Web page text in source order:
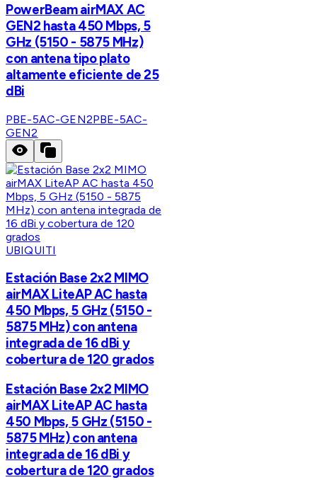
PowerBeam airMAX AC
GEN2 hasta 450 Mbps, 5
GHz (5150 - 5875 MHz)
con antena tipo plato
altamente eficiente de 25
dBi
PBE-5AC-GEN2PBE-5AC-
GEN2
UBIQUITI
Estación Base 2x2 MIMO
airMAX LiteAP AC hasta
450 Mbps, 5 GHz (5150 -
5875 MHz) con antena
integrada de 16 dBi y
cobertura de 120 grados
Estación Base 2x2 MIMO
airMAX LiteAP AC hasta
450 Mbps, 5 GHz (5150 -
5875 MHz) con antena
integrada de 16 dBi y
cobertura de 120 grados